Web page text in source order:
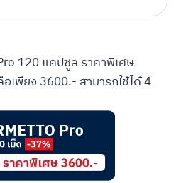
120 แคปซูล ราคาพิเศษ
เพียง 3600.- สามารถใช้ได้ 4